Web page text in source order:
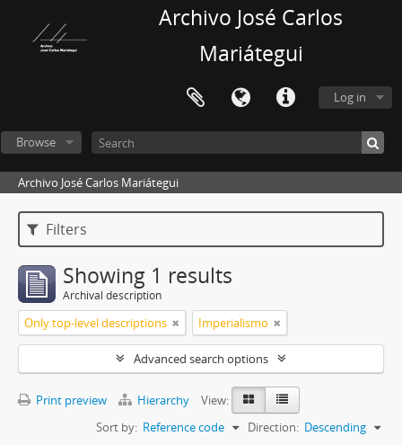
Archivo José Carlos
Mariátegui
Log in
Browse
Archivo José Carlos Mariátegui
Filters
Showing 1 results
Archival description
Only top-level descriptions Imperialismo
Advanced search options
Print preview Hierarchy
View:
Sort by: Reference code Direction: Descending